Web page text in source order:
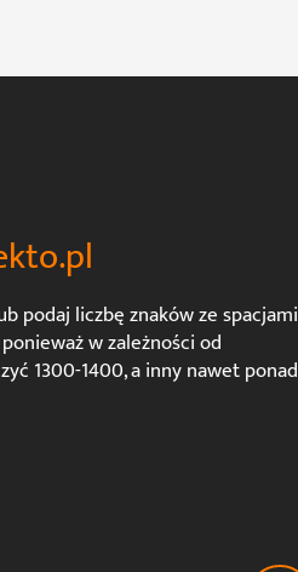
podaj liczbę znaków ze spacjami
ponieważ w zależności od
1300-1400, a inny nawet ponad